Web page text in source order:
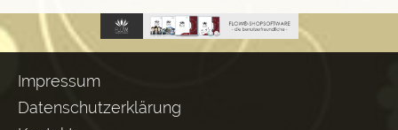
Impressum
Datenschutzerklärung